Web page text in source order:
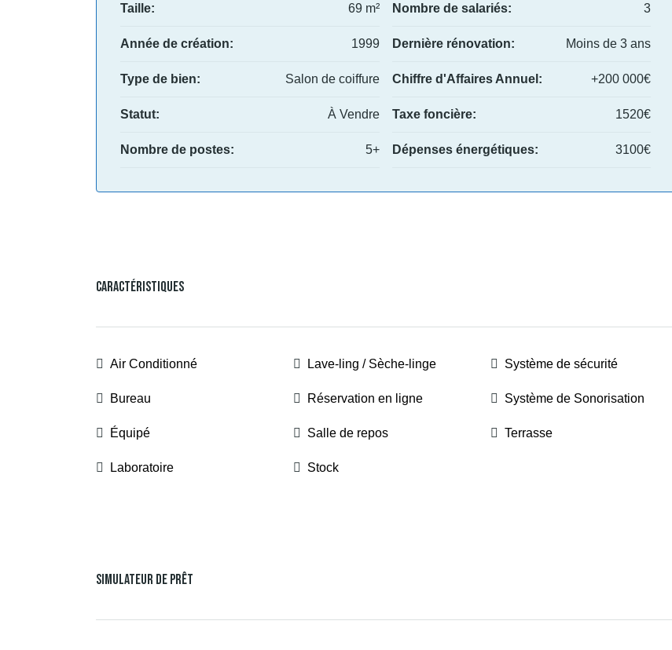
Taille: 69 m²
Année de création: 1999
Type de bien: Salon de coiffure
Statut: À Vendre
Nombre de postes: 5+
Nombre de salariés: 3
Dernière rénovation: Moins de 3 ans
Chiffre d'Affaires Annuel: +200 000€
Taxe foncière: 1520€
Dépenses énergétiques: 3100€
Caractéristiques
Air Conditionné
Bureau
Équipé
Laboratoire
Lave-ling / Sèche-linge
Réservation en ligne
Salle de repos
Stock
Système de sécurité
Système de Sonorisation
Terrasse
Simulateur De Prêt